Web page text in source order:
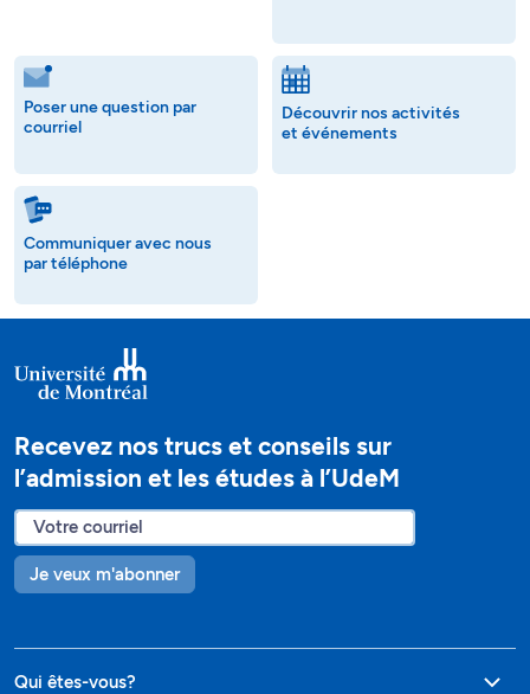
Poser une question par
courriel
Découvrir nos activités
et événements
Communiquer avec nous
par téléphone
Recevez nos trucs et conseils sur
l’admission et les études à l’UdeM
Je veux m'abonner
Qui êtes-vous?